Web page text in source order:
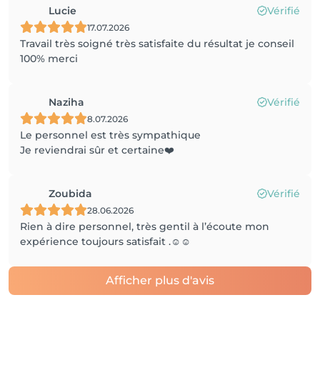
Lucie Vérifié
17.07.2026
Travail très soigné très satisfaite du résultat je conseil
100% merci
Naziha Vérifié
8.07.2026
Le personnel est très sympathique
Je reviendrai sûr et certaine❤️
Zoubida Vérifié
28.06.2026
Rien à dire personnel, très gentil à l’écoute mon
expérience toujours satisfait .☺️☺️
Afficher plus d'avis